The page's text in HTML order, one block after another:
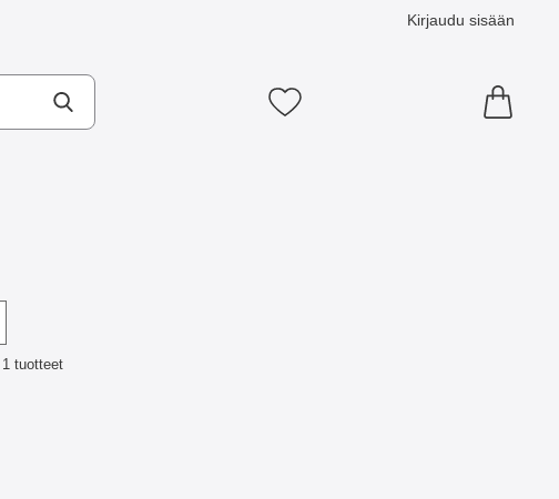
Kirjaudu sisään
Suosikkini
1tuotteet